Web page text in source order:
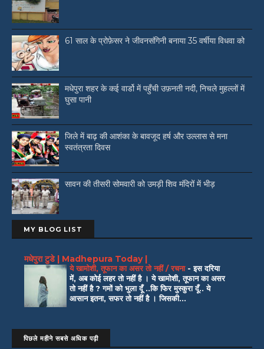
61 साल के प्रोफ़ेसर ने जीवनसंगिनी बनाया 35 वर्षीया विधवा को
मधेपुरा शहर के कई वार्डो में पहुँची उफ़नती नदी, निचले मुहल्लों में
घुसा पानी
जिले में बाढ़ की आशंका के बावजूद हर्ष और उल्लास से मना
स्वतंत्रता दिवस
सावन की तीसरी सोमवारी को उमड़ी शिव मंदिरों में भीड़
MY BLOG LIST
मधेपुरा टुडे | Madhepura Today |
ये खामोशी, तूफान का असर तो नहीं / रचना -इस दरिया
में, अब कोई लहर तो नहीं है । ये खामोशी, तूफान का असर
तो नहीं है ? गमों को भुला दूँ ..कि फिर मुस्कुरा दूँ.. ये
आसान इतना, सफर तो नहीं है । जिसकी...
पिछले महीने सबसे अधिक पढ़ी